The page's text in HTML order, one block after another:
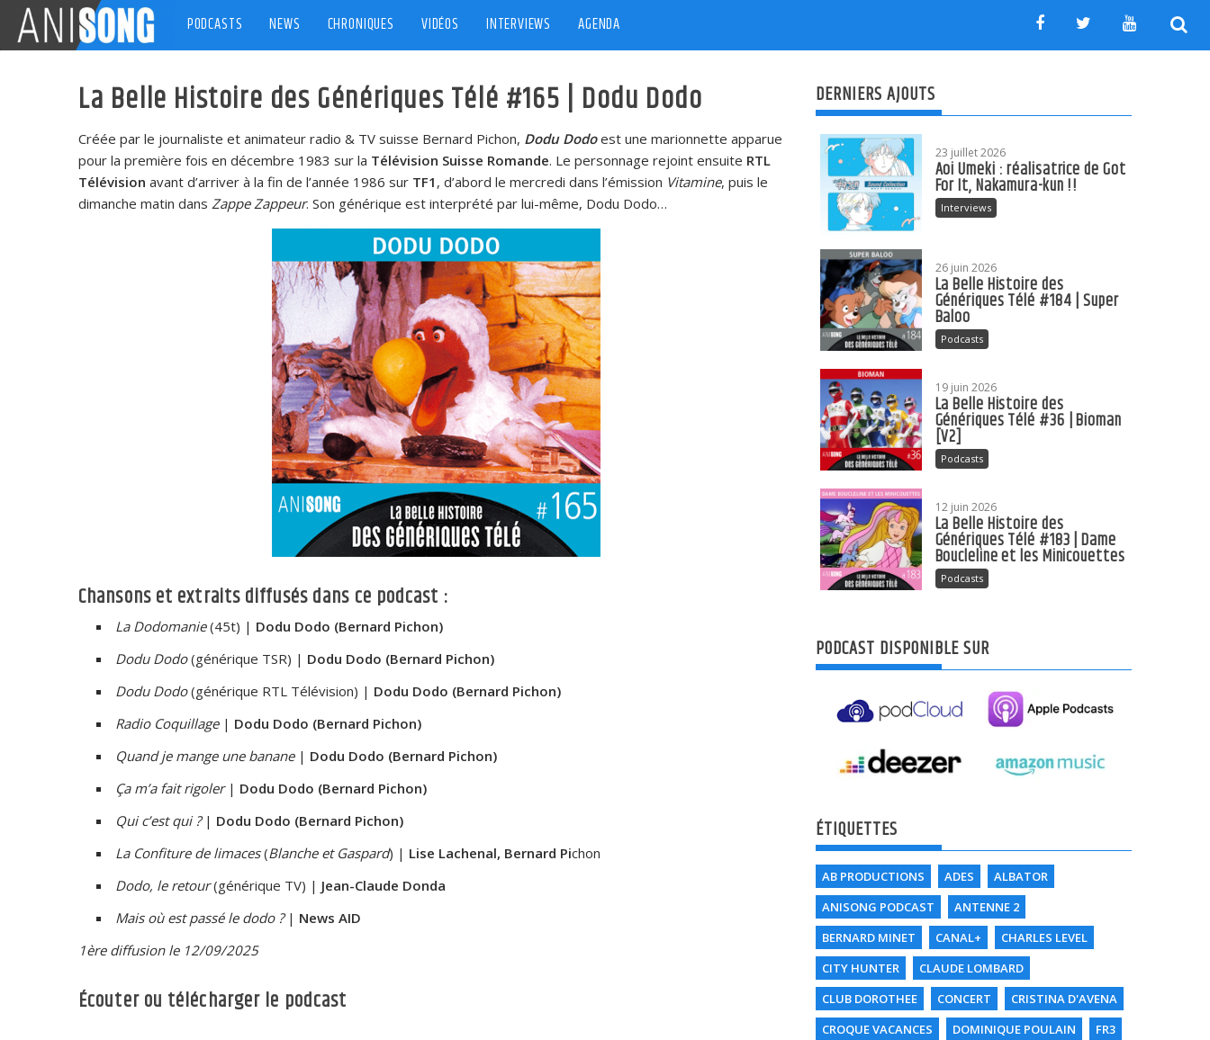
content
PODCASTS NEWS CHRONIQUES VIDÉOS INTERVIEWS AGENDA
La Belle Histoire des Génériques Télé #165 | Dodu Dodo
Créée par le journaliste et animateur radio & TV suisse Bernard Pichon, Dodu Dodoest une marionnette apparue
pour la première fois en décembre 1983 sur la Télévision Suisse Romande. Le personnage rejoint ensuite RTL
Télévision avant d’arriver à la fin de l’année 1986 sur TF1 , d’abord le mercredi dans l’émission Vitamine, puis le
dimanche matin dans Zappe Zappeur. Son générique est interprété par lui-même, Dodu Dodo…
Chansons et extraits diffusés dans ce podcast :
La Dodomanie(45t) | Dodu Dodo (Bernard Pichon)
Dodu Dodo(générique TSR) | Dodu Dodo (Bernard Pichon)
Dodu Dodo(générique RTL Télévision) | Dodu Dodo (Bernard Pichon)
Radio Coquillage| Dodu Dodo (Bernard Pichon)
Quand je mange une banane| Dodu Dodo (Bernard Pichon)
Ça m’a fait rigoler| Dodu Dodo (Bernard Pichon)
Qui c’est qui ?| Dodu Dodo (Bernard Pichon)
La Confiture de limaces(Blanche et Gaspard) | Lise Lachenal, Bernard Pichon
Dodo, le retour(générique TV) | Jean-Claude Donda
Mais où est passé le dodo ?| News AID
1ère diffusion le 12/09/2025
Écouter ou télécharger le podcast
DERNIERS AJOUTS
23 juillet 2026
Aoi Umeki : réalisatrice de Got
For It, Nakamura-kun !!
Interviews
26 juin 2026
La Belle Histoire des
Génériques Télé #184 | Super
Baloo
Podcasts
19 juin 2026
La Belle Histoire des
Génériques Télé #36 | Bioman
[V2]
Podcasts
12 juin 2026
La Belle Histoire des
Génériques Télé #183 | Dame
Boucleline et les Minicouettes
Podcasts
PODCAST DISPONIBLE SUR
ÉTIQUETTES
AB PRODUCTIONS ADES
ALBATOR
ANISONG PODCAST
ANTENNE 2
BERNARD MINET
CANAL+
CHARLES LEVEL
CITY HUNTER
CLAUDE LOMBARD
CLUB DOROTHEE
CONCERT
CRISTINA D'AVENA
CROQUE VACANCES
DOMINIQUE POULAIN
FR3